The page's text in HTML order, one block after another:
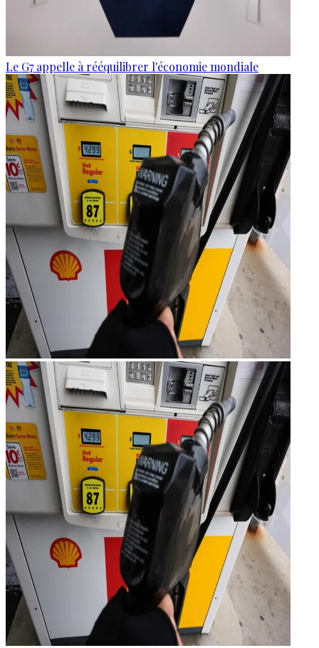
Le G7 appelle à rééquilibrer l'économie mondiale